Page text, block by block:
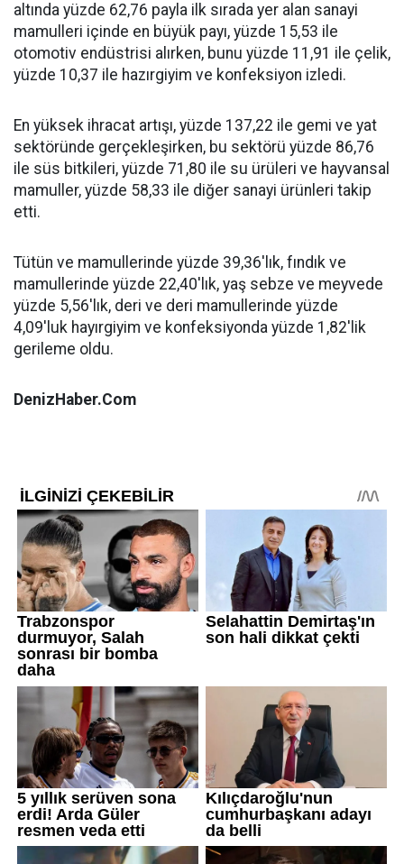
altında yüzde 62,76 payla ilk sırada yer alan sanayi
mamulleri içinde en büyük payı, yüzde 15,53 ile
otomotiv endüstrisi alırken, bunu yüzde 11,91 ile çelik,
yüzde 10,37 ile hazırgiyim ve konfeksiyon izledi.
En yüksek ihracat artışı, yüzde 137,22 ile gemi ve yat
sektöründe gerçekleşirken, bu sektörü yüzde 86,76
ile süs bitkileri, yüzde 71,80 ile su ürüleri ve hayvansal
mamuller, yüzde 58,33 ile diğer sanayi ürünleri takip
etti.
Tütün ve mamullerinde yüzde 39,36'lık, fındık ve
mamullerinde yüzde 22,40'lık, yaş sebze ve meyvede
yüzde 5,56'lık, deri ve deri mamullerinde yüzde
4,09'luk hayırgiyim ve konfeksiyonda yüzde 1,82'lik
gerileme oldu.
DenizHaber.Com